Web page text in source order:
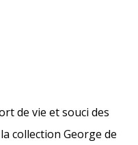
de vie et souci des
collection George de